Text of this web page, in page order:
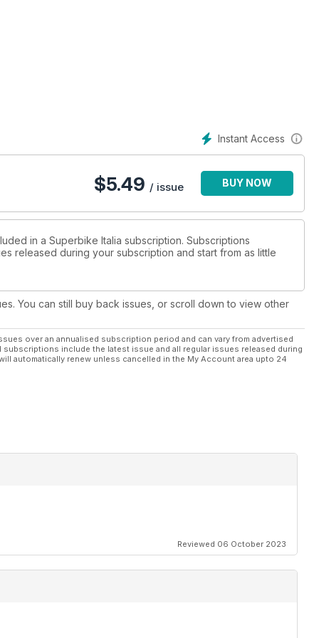
Andiamo alla scoperta dei segreti (e di tutto quello che
una vecchia bicilindrica SBK di 20 anni fa potesse essere
le modifiche, gli aggiornamenti e le elaborazioni alle moto
e facilmente migliorabile in vari aspetti, oggigiorno l’FZ1 è
carburante per la moto, bensì a quello per supportare i nostri
crinale dell’Appennino tosco-romagnolo. Andiamo alla
Instant Access
$5.49 / issue BUY NOW
in a Superbike Italia subscription. Subscriptions
released during your subscription and start from as little
You can still buy back issues, or scroll down to view other
over an annualised subscription period and can vary from advertised
include the latest issue and all regular issues released during
automatically renew unless cancelled in the My Account area upto 24
Reviewed 06 October 2023